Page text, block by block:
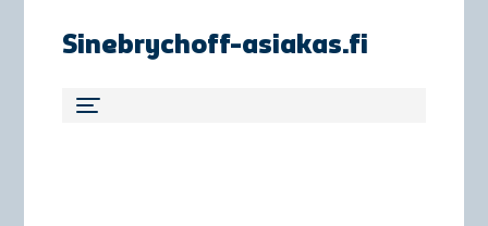
Sinebrychoff-asiakas.fi